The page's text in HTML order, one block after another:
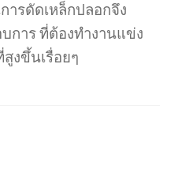
ารดัดเหล็กปลอกจึง
การ ที่ต้องทำงานแข่ง
งขึ้นเรื่อยๆ